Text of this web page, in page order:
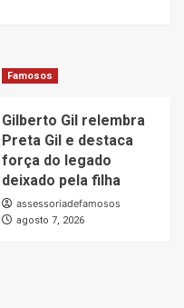
Famosos
Gilberto Gil relembra
Preta Gil e destaca
força do legado
deixado pela filha
assessoriadefamosos
agosto 7, 2026